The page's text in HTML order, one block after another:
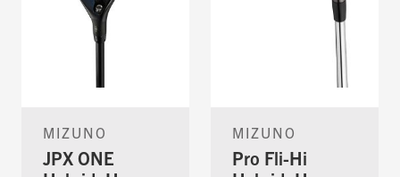
MIZUNO
JPX ONE
MIZUNO
Pro Fli-Hi